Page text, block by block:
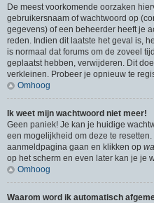
De meest voorkomende oorzaken
gebruikersnaam of wachtwoord op
gegevens) of een beheerder heeft je
reden. Indien dit laatste het geval is,
is normaal dat forums om de zoveel
geplaatst hebben, verwijderen. Dit
verkleinen. Probeer je opnieuw te
Omhoog
Ik weet mijn wachtwoord niet meer!
Geen paniek! Je kan je huidige
een mogelijkheid om deze te
aanmeldpagina gaan en klikken op
op het scherm en even later kan je je
Omhoog
Waarom word ik automatisch